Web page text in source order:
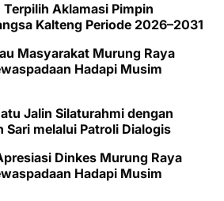
Terpilih Aklamasi Pimpin
Kalteng Periode 2026–2031
Masyarakat Murung Raya
Hadapi Musim
Jalin Silaturahmi dengan
Sari melalui Patroli Dialogis
Dinkes Murung Raya
Hadapi Musim